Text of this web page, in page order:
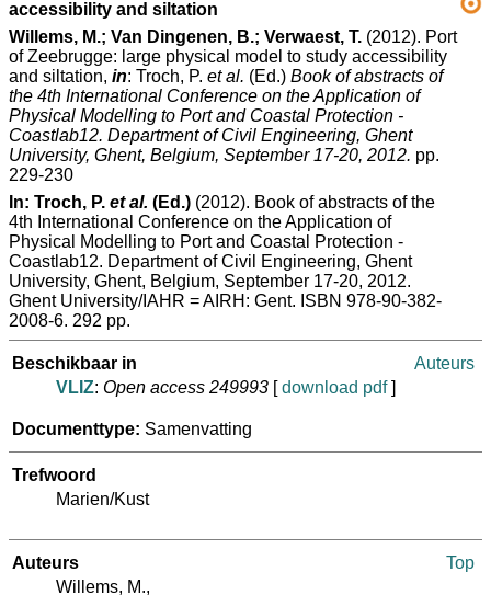
accessibility and siltation
Willems, M.; Van Dingenen, B.; Verwaest, T. (2012). Port
of Zeebrugge: large physical model to study accessibility
and siltation, in: Troch, P. et al. (Ed.) Book of abstracts of
the 4th International Conference on the Application of
Physical Modelling to Port and Coastal Protection -
Coastlab12. Department of Civil Engineering, Ghent
University, Ghent, Belgium, September 17-20, 2012. pp.
229-230
In: Troch, P. et al. (Ed.) (2012). Book of abstracts of the
4th International Conference on the Application of
Physical Modelling to Port and Coastal Protection -
Coastlab12. Department of Civil Engineering, Ghent
University, Ghent, Belgium, September 17-20, 2012.
Ghent University/IAHR = AIRH: Gent. ISBN 978-90-382-
2008-6. 292 pp.
Beschikbaar in
Auteurs
VLIZ: Open access 249993 [download pdf]
Documenttype: Samenvatting
Trefwoord
Marien/Kust
Auteurs
Top
Willems, M.,